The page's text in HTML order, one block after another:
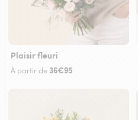
Plaisir fleuri
À partir de 36€95